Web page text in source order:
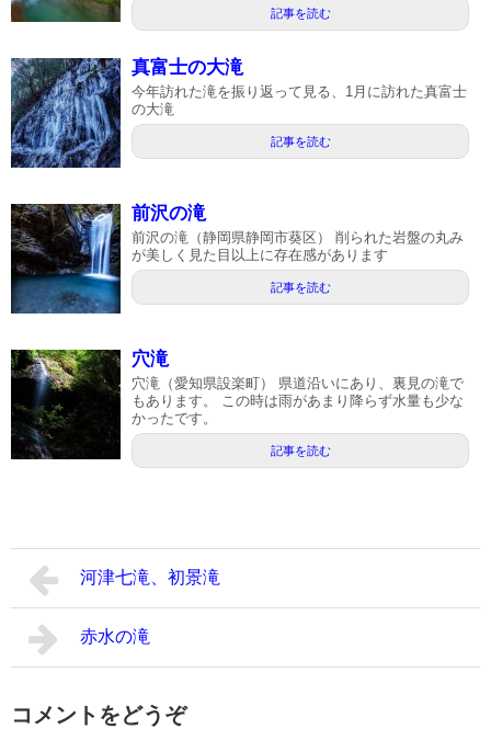
記事を読む
真富士の大滝
今年訪れた滝を振り返って見る、1月に訪れた真富士
の大滝
記事を読む
前沢の滝
前沢の滝（静岡県静岡市葵区） 削られた岩盤の丸み
が美しく見た目以上に存在感があります
記事を読む
穴滝
穴滝（愛知県設楽町） 県道沿いにあり、裏見の滝で
もあります。 この時は雨があまり降らず水量も少な
かったです。
記事を読む
河津七滝、初景滝
赤水の滝
コメントをどうぞ